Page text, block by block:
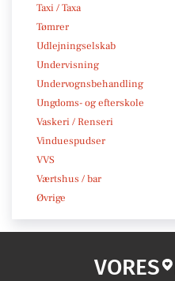
Taxi / Taxa
Tømrer
Udlejningselskab
Undervisning
Undervognsbehandling
Ungdoms- og efterskole
Vaskeri / Renseri
Vinduespudser
VVS
Værtshus / bar
Øvrige
VORES